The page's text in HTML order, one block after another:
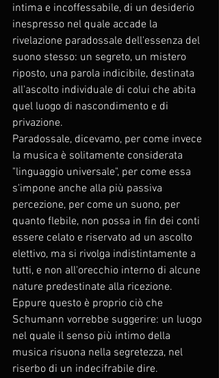
intima e incoffessabile, di un desiderio
inespresso nel quale accade la
rivelazione paradossale dell'essenza del
suono stesso: un segreto, un mistero
riposto, una parola indicibile, destinata
all'ascolto individuale di colui che abita
quel luogo di nascondimento e di
privazione.
Paradossale, dicevamo, per come invece
la musica è solitamente considerata
"linguaggio universale", per come essa
s'impone anche alla più passiva
percezione, per come un suono, per
quanto flebile, non possa in fin dei conti
essere celato e riservato ad un ascolto
elettivo, ma si rivolga indistintamente a
tutti, e non all'orecchio interno di alcune
nature predestinate alla ricezione.
Eppure questo è proprio ciò che
Schumann vorrebbe suggerire: un luogo
nel quale il senso più intimo della
musica risuona nella segretezza, nel
riserbo di un indecifrabile dire.